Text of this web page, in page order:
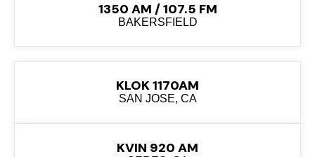
1350 AM / 107.5 FM
BAKERSFIELD
KLOK 1170AM
SAN JOSE, CA
KVIN 920 AM